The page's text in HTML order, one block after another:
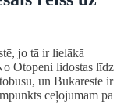
jo tā ir lielākā
Otopeni lidostas līdz
un Bukareste ir
ceļojumam pa